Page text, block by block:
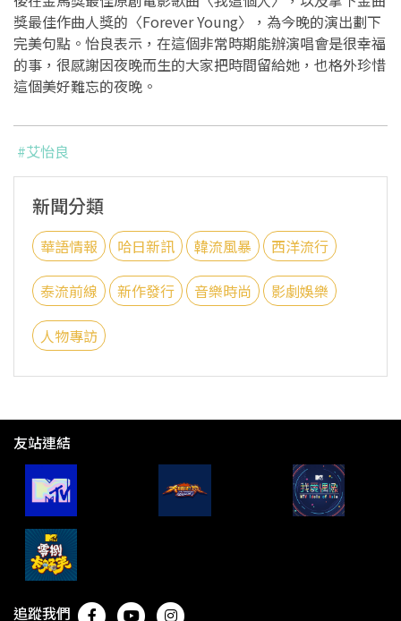
獎最佳作曲人獎的〈Forever Young〉，為今晚的演出劃下
完美句點。怡良表示，在這個非常時期能辦演唱會是很幸福
的事，很感謝因夜晚而生的大家把時間留給她，也格外珍惜
這個美好難忘的夜晚。
#艾怡良
新聞分類
華語情報 哈日新訊 韓流風暴 西洋流行
泰流前線 新作發行 音樂時尚 影劇娛樂
人物專訪
友站連結
追蹤我們